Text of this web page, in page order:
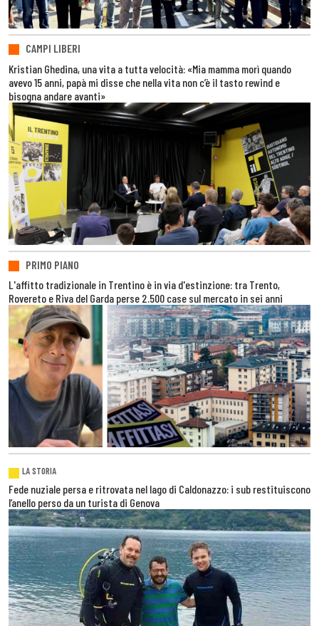
CAMPI LIBERI
Kristian Ghedina, una vita a tutta velocità: «Mia mamma morì quando
avevo 15 anni, papà mi disse che nella vita non c’è il tasto rewind e
bisogna andare avanti»
PRIMO PIANO
L'affitto tradizionale in Trentino è in via d'estinzione: tra Trento,
Rovereto e Riva del Garda perse 2.500 case sul mercato in sei anni
LA STORIA
Fede nuziale persa e ritrovata nel lago di Caldonazzo: i sub restituiscono
l’anello perso da un turista di Genova